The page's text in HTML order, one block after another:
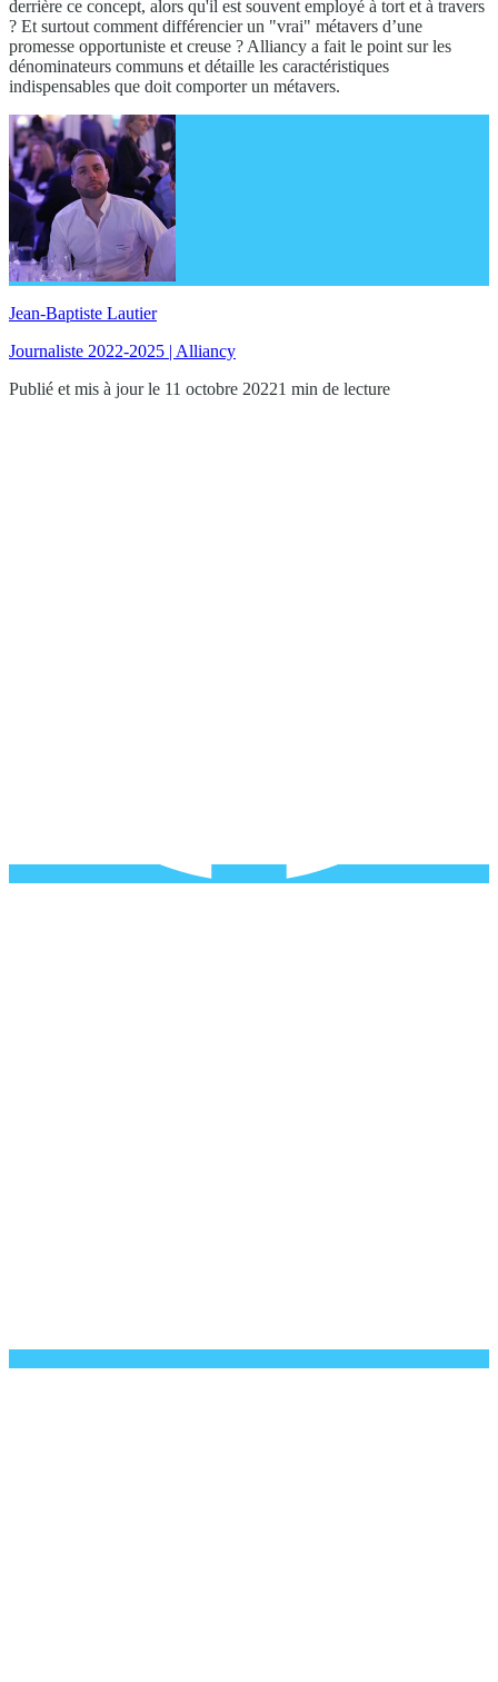
derrière ce concept, alors qu'il est souvent employé à tort et à travers
? Et surtout comment différencier un "vrai" métavers d’une
promesse opportuniste et creuse ? Alliancy a fait le point sur les
dénominateurs communs et détaille les caractéristiques
indispensables que doit comporter un métavers.
Jean-Baptiste Lautier
Journaliste 2022-2025 | Alliancy
Publié et mis à jour le 11 octobre 20221 min de lecture